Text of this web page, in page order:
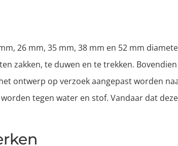
26 mm, 35 mm, 38 mm en 52 mm
zakken, te duwen en te trekken.
ontwerp op verzoek aangepast worden
tegen water en stof. Vandaar dat